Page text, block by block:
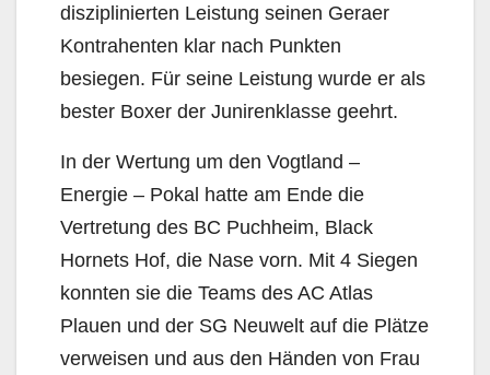
disziplinierten Leistung seinen Geraer
Kontrahenten klar nach Punkten
besiegen. Für seine Leistung wurde er als
bester Boxer der Junirenklasse geehrt.
In der Wertung um den Vogtland –
Energie – Pokal hatte am Ende die
Vertretung des BC Puchheim, Black
Hornets Hof, die Nase vorn. Mit 4 Siegen
konnten sie die Teams des AC Atlas
Plauen und der SG Neuwelt auf die Plätze
verweisen und aus den Händen von Frau